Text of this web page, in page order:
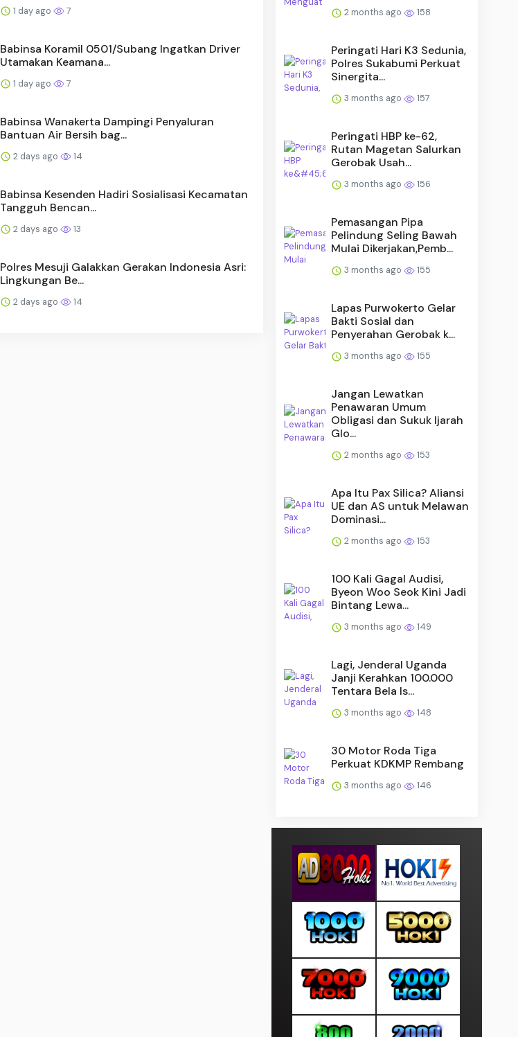
1 day ago 7
Babinsa Koramil 0501/Subang Ingatkan Driver
Utamakan Keamana...
1 day ago 7
Babinsa Wanakerta Dampingi Penyaluran
Bantuan Air Bersih bag...
2 days ago 14
Babinsa Kesenden Hadiri Sosialisasi Kecamatan
Tangguh Bencan...
2 days ago 13
Polres Mesuji Galakkan Gerakan Indonesia Asri:
Lingkungan Be...
2 days ago 14
2 months ago 158
Peringati Hari K3 Sedunia,
Polres Sukabumi Perkuat
Sinergita...
3 months ago 157
Peringati HBP ke-62,
Rutan Magetan Salurkan
Gerobak Usah...
3 months ago 156
Pemasangan Pipa
Pelindung Seling Bawah
Mulai Dikerjakan,Pemb...
3 months ago 155
Lapas Purwokerto Gelar
Bakti Sosial dan
Penyerahan Gerobak k...
3 months ago 155
Jangan Lewatkan
Penawaran Umum
Obligasi dan Sukuk Ijarah
Glo...
2 months ago 153
Apa Itu Pax Silica? Aliansi
UE dan AS untuk Melawan
Dominasi...
2 months ago 153
100 Kali Gagal Audisi,
Byeon Woo Seok Kini Jadi
Bintang Lewa...
3 months ago 149
Lagi, Jenderal Uganda
Janji Kerahkan 100.000
Tentara Bela Is...
3 months ago 148
30 Motor Roda Tiga
Perkuat KDKMP Rembang
3 months ago 146